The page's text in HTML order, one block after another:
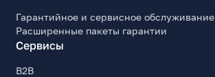
Гарантийное и сервисное обслуживание
Расширенные пакеты гарантии
Сервисы
B2B